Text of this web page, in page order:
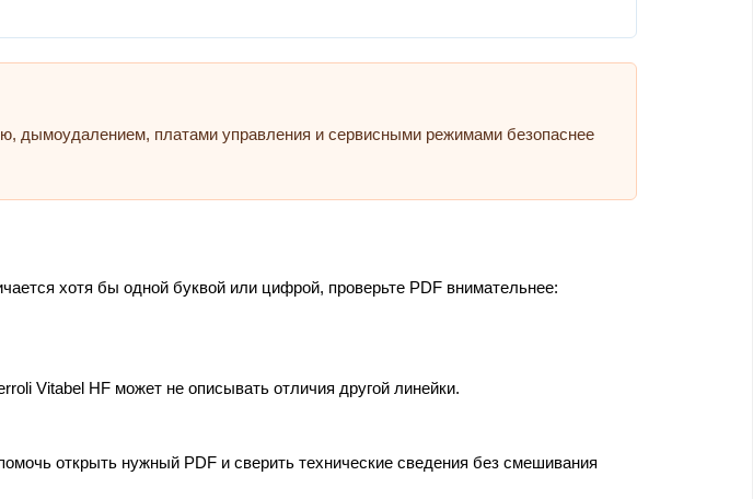
дымоудалением, платами управления и сервисными режимами безопаснее
хотя бы одной буквой или цифрой, проверьте PDF внимательнее:
Vitabel HF может не описывать отличия другой линейки.
открыть нужный PDF и сверить технические сведения без смешивания